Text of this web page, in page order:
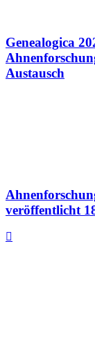
Genealogica
Austausch
veröffentlicht